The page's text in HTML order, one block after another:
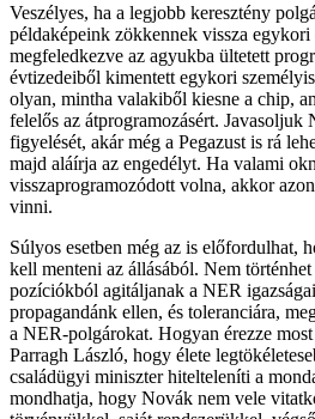
Veszélyes, ha a legjobb keresztény
példaképeink zökkennek vissza egykori
megfeledkezve az agyukba ültetett
évtizedeiből kimentett egykori
olyan, mintha valakiből kiesne a chip,
felelős az átprogramozásért. Javasoljuk
figyelését, akár még a Pegazust is rá
majd aláírja az engedélyt. Ha valami
visszaprogramozódott volna, akkor
vinni.
Súlyos esetben még az is előfordulhat,
kell menteni az állásából. Nem
pozíciókból agitáljanak a NER
propagandánk ellen, és toleranciára,
a NER-polgárokat. Hogyan érezze
Parragh László, hogy élete
családügyi miniszter hitelteleníti a
mondhatja, hogy Novák nem vele